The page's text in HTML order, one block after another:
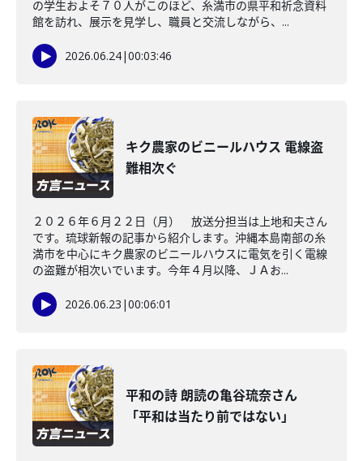
の学生およそ７０人がこのほど、糸満市の県平和祈念資料
館を訪れ、展示を見学し、職員と交流しながら、...
2026.06.24|00:03:46
キク農家のビニールハウス 電線盗
難相次ぐ
２０２６年６月２２日（月） 放送分担当は上地和夫さん
です。琉球新報の記事から紹介します。沖縄本島南部の糸
満市を中心にキク農家のビニールハウスに電気を引く電線
の盗難が相次いでいます。今年４月以降、ＪＡお...
2026.06.23 |00:06:01
平和の詩 朗読の亀谷琉奈さん
「平和は当たり前ではない」